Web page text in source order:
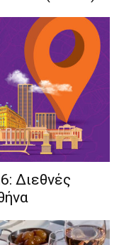
Διεθνές